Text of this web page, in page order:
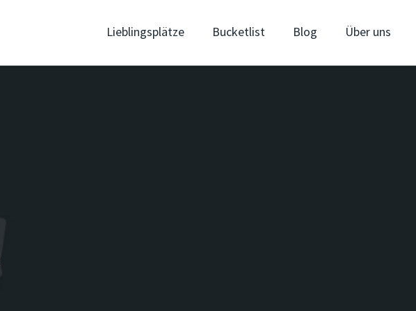
Lieblingsplätze Bucketlist Blog Über uns